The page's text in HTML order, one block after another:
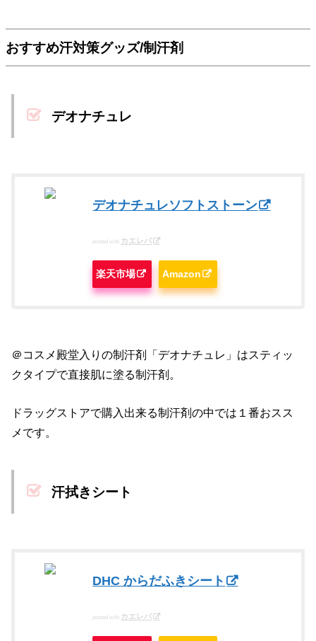
おすすめ汗対策グッズ/制汗剤
デオナチュレ
デオナチュレソフトストーン
posted with カエレバ
楽天市場 Amazon
＠コスメ殿堂入りの制汗剤「デオナチュレ」はスティッ
クタイプで直接肌に塗る制汗剤。
ドラッグストアで購入出来る制汗剤の中では１番おスス
メです。
汗拭きシート
DHC からだふきシート
posted with カエレバ